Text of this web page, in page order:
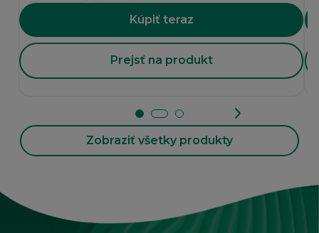
Kúpiť teraz
Prejsť na produkt
Zobraziť všetky produkty